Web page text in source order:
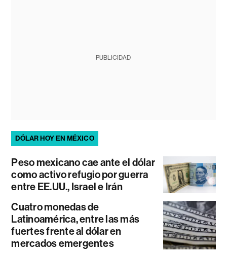
PUBLICIDAD
DÓLAR HOY EN MÉXICO
Peso mexicano cae ante el dólar
como activo refugio por guerra
entre EE.UU., Israel e Irán
Cuatro monedas de
Latinoamérica, entre las más
fuertes frente al dólar en
mercados emergentes